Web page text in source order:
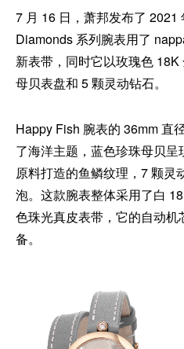
7 月 16 日，萧邦发布了
Diamonds 系列腕表用了
新表带，同时它以玫瑰色
母贝表盘和 5 颗灵动钻石。
Happy Fish 腕表的 36mm 直
了海洋主题，蓝色珍珠母贝
原料打造的鱼鳞纹理，7 颗灵
泡。这款腕表整体采用了白
色珠光真皮表带，它的自动
备。